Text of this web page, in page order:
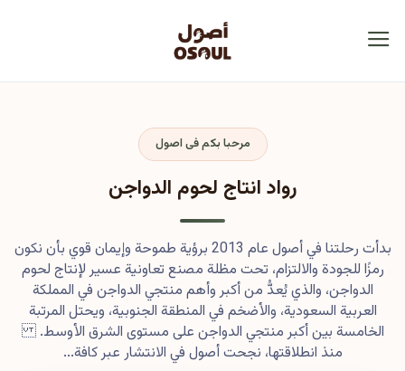
مرحبا بكم فى اصول
رواد انتاج لحوم الدواجن
بدأت رحلتنا في أصول عام 2013 برؤية طموحة وإيمان قوي بأن نكون
رمزًا للجودة والالتزام، تحت مظلة مصنع تعاونية عسير لإنتاج لحوم
الدواجن، والذي يُعدُّ من أكبر وأهم منتجي الدواجن في المملكة
العربية السعودية، والأضخم في المنطقة الجنوبية، ويحتل المرتبة
الخامسة بين أكبر منتجي الدواجن على مستوى الشرق الأوسط.
منذ انطلاقتها، نجحت أصول في الانتشار عبر كافة...